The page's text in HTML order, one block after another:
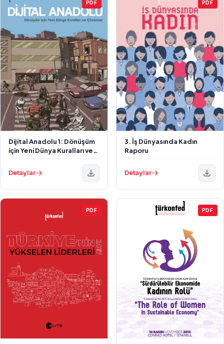
PDF
Dijital Anadolu 1: Dönüşüm
için Yeni Dünya Kuralları ve
Detaylar
PDF
3. İş Dünyasında Kadın
Raporu
Detaylar
PDF PDF